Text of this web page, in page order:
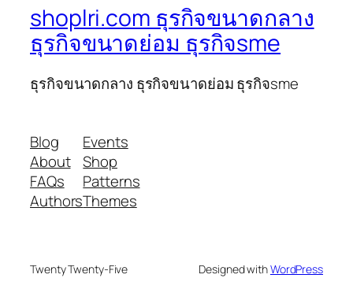
shoplri.com ธุรกิจขนาดกลาง
ธุรกิจขนาดย่อม ธุรกิจsme
ธุรกิจขนาดกลาง ธุรกิจขนาดย่อม ธุรกิจsme
Blog
About
FAQs
Authors
Events
Shop
Patterns
Themes
Twenty Twenty-Five Designed withWordPress